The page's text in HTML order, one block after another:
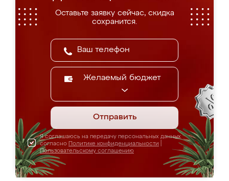
Оставьте заявку сейчас, скидка
сохранится.
Желаемый бюджет
Отправить
Я соглашаюсь на передачу персональных данных
согласно Политике конфиденциальности
Пользовательскому соглашению